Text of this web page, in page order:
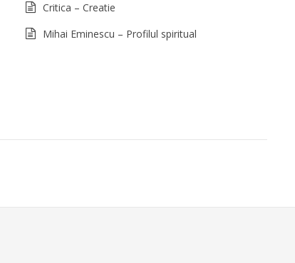
Critica – Creatie
Mihai Eminescu – Profilul spiritual